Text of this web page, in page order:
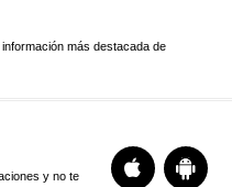
más destacada de
y no te